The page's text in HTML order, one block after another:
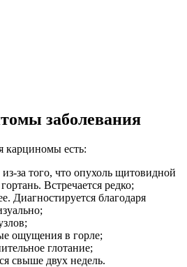
заболевания
карциномы есть:
за того, что опухоль щитовидной
Встречается редко;
Диагностируется благодаря
ощущения в горле;
глотание;
свыше двух недель.